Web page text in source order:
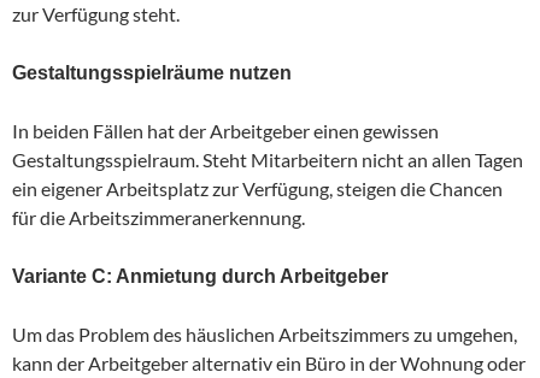
zur Verfügung steht.
Gestaltungsspielräume nutzen
In beiden Fällen hat der Arbeitgeber einen gewissen
Gestaltungsspielraum. Steht Mitarbeitern nicht an allen Tagen
ein eigener Arbeitsplatz zur Verfügung, steigen die Chancen
für die Arbeitszimmeranerkennung.
Variante C: Anmietung durch Arbeitgeber
Um das Problem des häuslichen Arbeitszimmers zu umgehen,
kann der Arbeitgeber alternativ ein Büro in der Wohnung oder